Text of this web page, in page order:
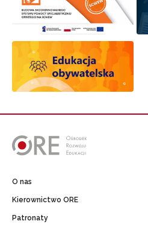
O nas
Kierownictwo ORE
Patronaty